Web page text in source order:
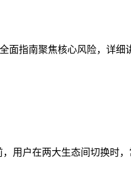
指南聚焦核心风险，详
用户在两大生态间切换时